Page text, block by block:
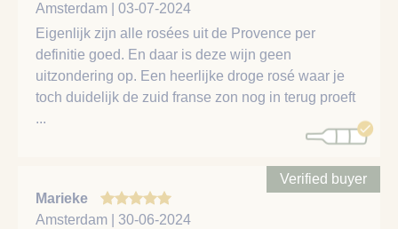
Amsterdam | 03-07-2024
Eigenlijk zijn alle rosées uit de Provence per
definitie goed. En daar is deze wijn geen
uitzondering op. Een heerlijke droge rosé waar je
toch duidelijk de zuid franse zon nog in terug proeft
...
Marieke
Amsterdam | 30-06-2024
Verified buyer